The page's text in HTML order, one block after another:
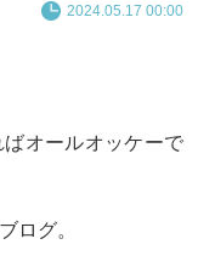
2024.05.17 00:00
オールオッケーで
ログ。